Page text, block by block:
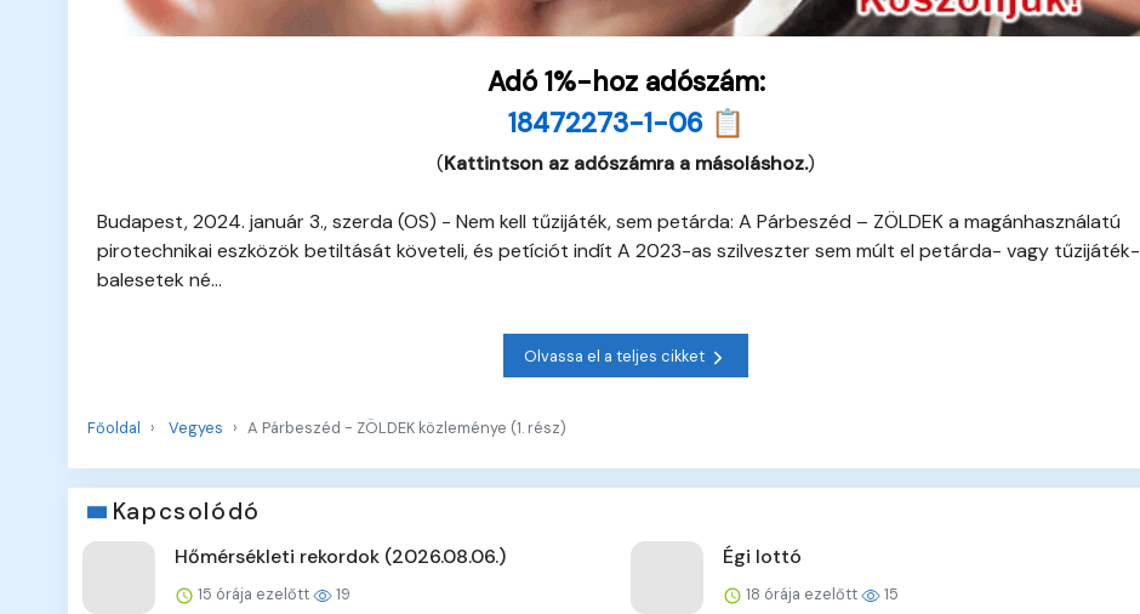
Adó 1%-hoz adószám:
18472273-1-06 📋
(Kattintson az adószámra a másoláshoz.)
Budapest, 2024. január 3., szerda (OS) - Nem kell tűzijáték, sem petárda: A Párbeszéd – ZÖLDEK a magánhasználatú
pirotechnikai eszközök betiltását követeli, és petíciót indít A 2023-as szilveszter sem múlt el petárda- vagy tűzijáték-
balesetek né...
Olvassa el a teljes cikket
Főoldal Vegyes A Párbeszéd - ZÖLDEK közleménye (1. rész)
Kapcsolódó
Hőmérsékleti rekordok (2026.08.06.)
15 órája ezelőtt 19
Égi lottó
18 órája ezelőtt 15